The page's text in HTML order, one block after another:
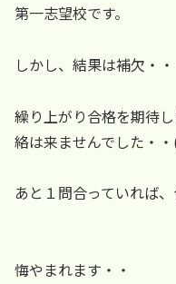
第一志望校です。
しかし、結果は補欠・・
繰り上がり合格を期待
絡は来ませんでした・
あと１問合っていれば
悔やまれます・・